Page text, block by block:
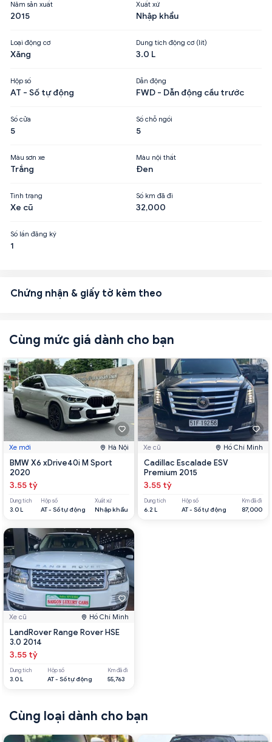
Năm sản xuất
2015
Xuất xứ
Nhập khẩu
Loại động cơ
Xăng
Dung tích động cơ (lít)
3.0 L
Hộp số
AT - Số tự động
Dẫn động
FWD - Dẫn động cầu trước
Số cửa
5
Số chỗ ngồi
5
Màu sơn xe
Trắng
Màu nội thất
Đen
Tình trạng
Xe cũ
Số km đã đi
32,000
Số lần đăng ký
1
Chứng nhận & giấy tờ kèm theo
Cùng mức giá dành cho bạn
Xe mới Hà Nội
BMW X6 xDrive40i M Sport
2020
3.55 tỷ
Dung tích
3.0 L
Hộp số
AT - Số tự động
Xuất xứ
Nhập khẩu
Xe cũ Hồ Chí Minh
LandRover Range Rover HSE
3.0 2014
3.55 tỷ
Dung tích
3.0 L
Hộp số
AT - Số tự động
Km đã đi
55,763
Xe cũ Hồ Chí Minh
Cadillac Escalade ESV
Premium 2015
3.55 tỷ
Dung tích
6.2 L
Hộp số
AT - Số tự động
Km đã đi
87,000
Cùng loại dành cho bạn